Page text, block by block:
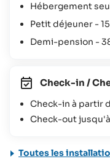
Hébergement
Petit déjeuner -
Demi-pension -
Check-in /
Check-in à partir
Check-out
Toutes les